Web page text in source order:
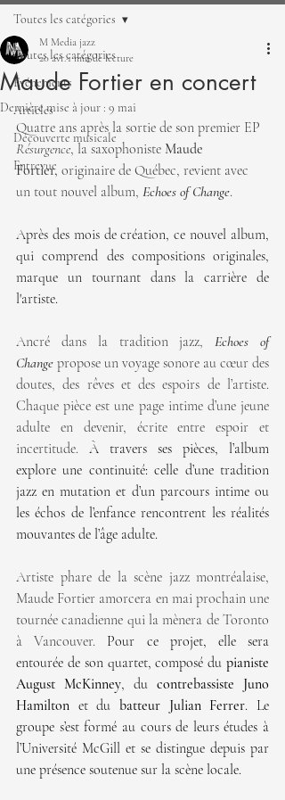
Toutes les catégories
Événements
Articles
Découverte musicale
Entrevue
Toutes les catégories
Maude Fortier en concert
M Media jazz
20 avr.1 min de lecture
Dernière mise à jour : 9 mai
Quatre ans après la sortie de son premier EP
Résurgence, la saxophoniste Maude
Fortier, originaire de Québec, revient avec
un tout nouvel album, Echoes of Change.
Après des mois de création, ce nouvel album,
qui comprend des compositions originales,
marque un tournant dans la carrière de
l'artiste.
Ancré dans la tradition jazz, Echoes of
Change propose un voyage sonore au cœur des
doutes, des rêves et des espoirs de l’artiste.
Chaque pièce est une page intime d’une jeune
adulte en devenir, écrite entre espoir et
incertitude. À travers ses pièces, l’album
explore une continuité: celle d’une tradition
jazz en mutation et d’un parcours intime ou
les échos de l’enfance rencontrent les réalités
mouvantes de l’âge adulte.
Artiste phare de la scène jazz montréalaise,
Maude Fortier amorcera en mai prochain une
tournée canadienne qui la mènera de Toronto
à Vancouver. Pour ce projet, elle sera
entourée de son quartet, composé du pianiste
August McKinney, du contrebassiste Juno
Hamilton et du batteur Julian Ferrer. Le
groupe s’est formé au cours de leurs études à
l’Université McGill et se distingue depuis par
une présence soutenue sur la scène locale.